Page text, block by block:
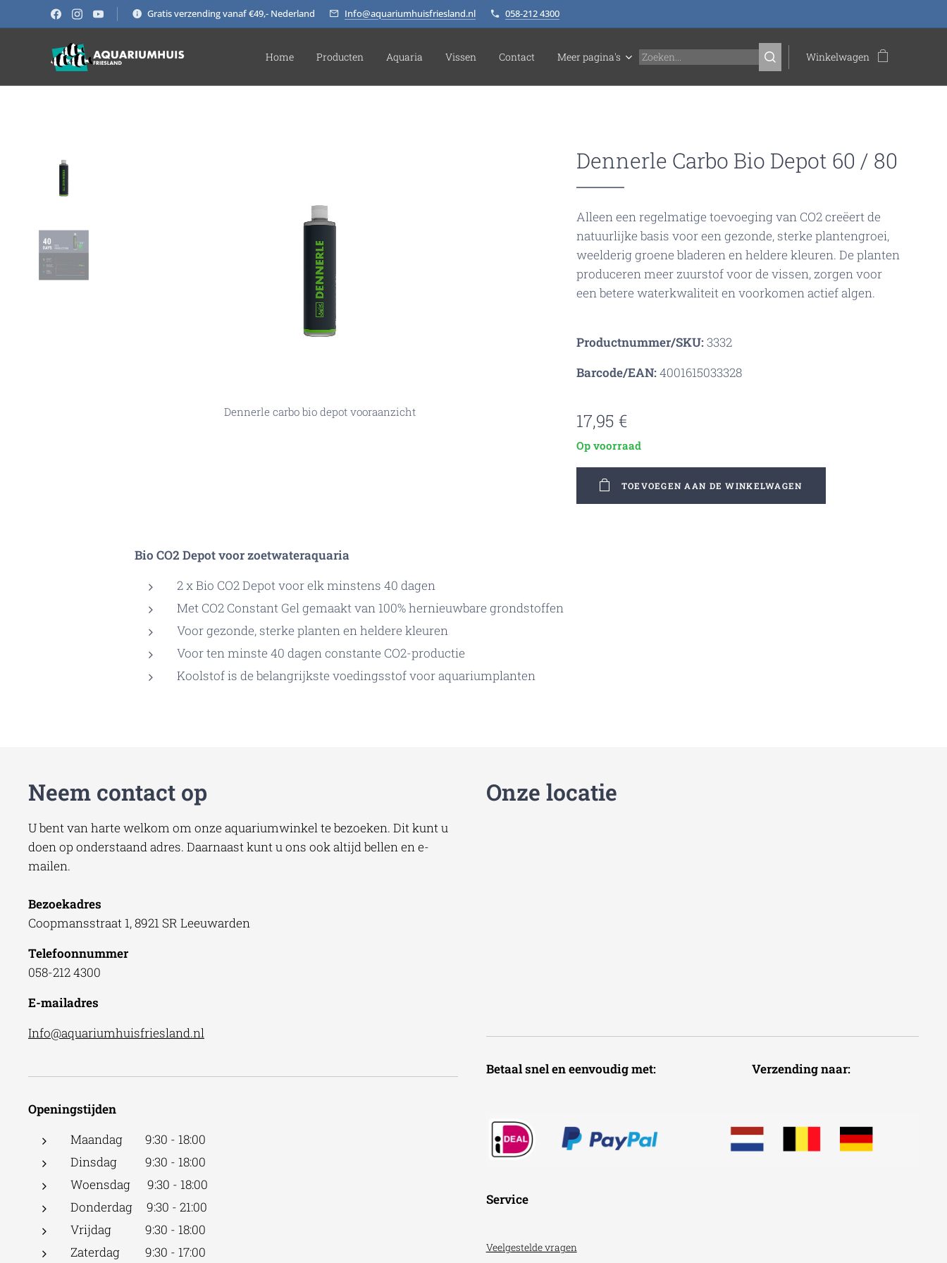
Gratis verzending vanaf €49,- Nederland Info@aquariumhuisfriesland.nl 058-212 4300
Home Producten Aquaria Vissen Contact Meer pagina's Winkelwagen
Dennerle Carbo Bio Depot 60 / 80
Dennerle carbo bio depot vooraanzicht
Alleen een regelmatige toevoeging van CO2 creëert de
natuurlijke basis voor een gezonde, sterke plantengroei,
weelderig groene bladeren en heldere kleuren. De planten
produceren meer zuurstof voor de vissen, zorgen voor
een betere waterkwaliteit en voorkomen actief algen.
Productnummer/SKU:3332
Barcode/EAN:4001615033328
17,95 €
Op voorraad
TOEVOEGEN AAN DE WINKELWAGEN
Bio CO2 Depot voor zoetwateraquaria
2 x Bio CO2 Depot voor elk minstens 40 dagen
Met CO2 Constant Gel gemaakt van 100% hernieuwbare grondstoffen
Voor gezonde, sterke planten en heldere kleuren
Voor ten minste 40 dagen constante CO2-productie
Koolstof is de belangrijkste voedingsstof voor aquariumplanten
Neem contact op
U bent van harte welkom om onze aquariumwinkel te bezoeken. Dit kunt u
doen op onderstaand adres. Daarnaast kunt u ons ook altijd bellen en e-
mailen.
Bezoekadres
Coopmansstraat 1, 8921 SR Leeuwarden
Telefoonnummer
058-212 4300
E-mailadres
Info@aquariumhuisfriesland.nl
Openingstijden
Maandag 9:30 - 18:00
Dinsdag 9:30 - 18:00
Woensdag 9:30 - 18:00
Donderdag 9:30 - 21:00
Vrijdag 9:30 - 18:00
Zaterdag 9:30 - 17:00
Onze locatie
Betaal snel en eenvoudig met: Verzending naar:
Service
Veelgestelde vragen